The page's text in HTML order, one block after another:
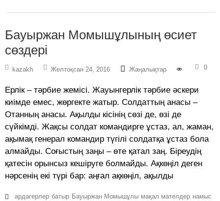
Бауыржан Момышұлының өсиет
сөздері
kazakh Желтоқсан 24, 2016 Жаңалықтар 0
Ерлік – тәрбие жемісі. Жауынгерлік тәрбие әскери
киімде емес, жөргекте жатыр. Солдаттың анасы –
Отанның анасы. Ақылды кісінің сөзі де, өзі де
сүйкімді. Жақсы солдат командирге ұстаз, ал, жаман,
ақымақ генерал командир түгілі солдатқа ұстаз бола
алмайды. Соғыстың заңы – өте қатал заң. Біреудің
қатесін орынсыз кешіруге болмайды. Ақкөңіл деген
нәрсенің екі түрі бар: аңғал ақкөңіл, ақылды
ардагерлер батыр Бауыржан Момышұлы мақал мателдер намыс